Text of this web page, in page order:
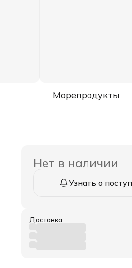
Морепродукты
Нет в наличии
Узнать о
Доставка